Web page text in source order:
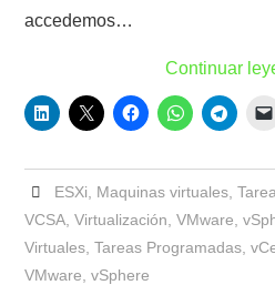
accedemos…
Continuar
ESXi Maquinas virtuales,
VCSA ,Virtualización ,VMware ,
Virtuales ,Tareas Programadas ,
VMware ,vSphere